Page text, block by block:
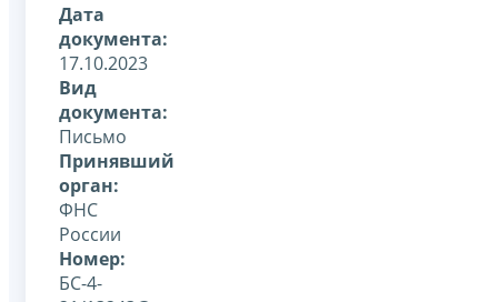
Дата
документа:
17.10.2023
Вид
документа:
Письмо
Принявший
орган:
ФНС
России
Номер:
БС-4-